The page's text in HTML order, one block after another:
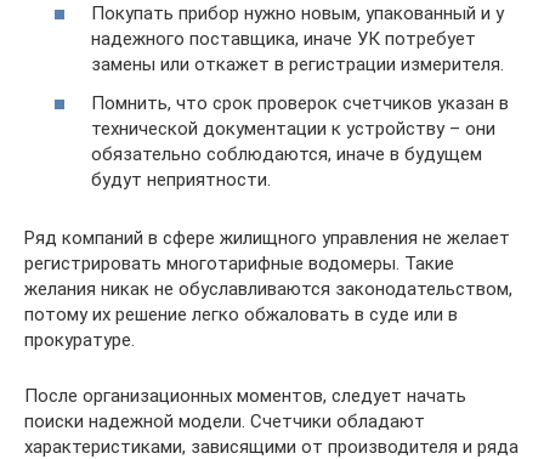
Покупать прибор нужно новым, упакованный и у
надежного поставщика, иначе УК потребует
замены или откажет в регистрации измерителя.
Помнить, что срок проверок счетчиков указан в
технической документации к устройству – они
обязательно соблюдаются, иначе в будущем
будут неприятности.
Ряд компаний в сфере жилищного управления не желает
регистрировать многотарифные водомеры. Такие
желания никак не обуславливаются законодательством,
потому их решение легко обжаловать в суде или в
прокуратуре.
После организационных моментов, следует начать
поиски надежной модели. Счетчики обладают
характеристиками, зависящими от производителя и ряда